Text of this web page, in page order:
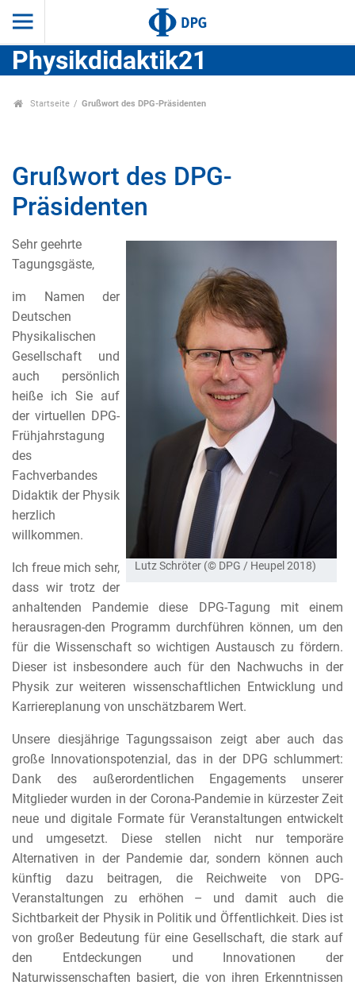
Physikdidaktik21
Startseite Grußwort des DPG-Präsidenten
Grußwort des DPG-
Präsidenten
Lutz Schröter (© DPG / Heupel 2018)
Sehr geehrte
Tagungsgäste,
im Namen der
Deutschen
Physikalischen
Gesellschaft und
auch persönlich
heiße ich Sie auf
der virtuellen DPG-
Frühjahrstagung
des
Fachverbandes
Didaktik der Physik
herzlich
willkommen.
Ich freue mich sehr,
dass wir trotz der
anhaltenden Pandemie diese DPG-Tagung mit einem
herausragen-den Programm durchführen können, um den
für die Wissenschaft so wichtigen Austausch zu fördern.
Dieser ist insbesondere auch für den Nachwuchs in der
Physik zur weiteren wissenschaftlichen Entwicklung und
Karriereplanung von unschätzbarem Wert.
Unsere diesjährige Tagungssaison zeigt aber auch das
große Innovationspotenzial, das in der DPG schlummert:
Dank des außerordentlichen Engagements unserer
Mitglieder wurden in der Corona-Pandemie in kürzester Zeit
neue und digitale Formate für Veranstaltungen entwickelt
und umgesetzt. Diese stellen nicht nur temporäre
Alternativen in der Pandemie dar, sondern können auch
künftig dazu beitragen, die Reichweite von DPG-
Veranstaltungen zu erhöhen – und damit auch die
Sichtbarkeit der Physik in Politik und Öffentlichkeit. Dies ist
von großer Bedeutung für eine Gesellschaft, die stark auf
den Entdeckungen und Innovationen der
Naturwissenschaften basiert, die von ihren Erkenntnissen